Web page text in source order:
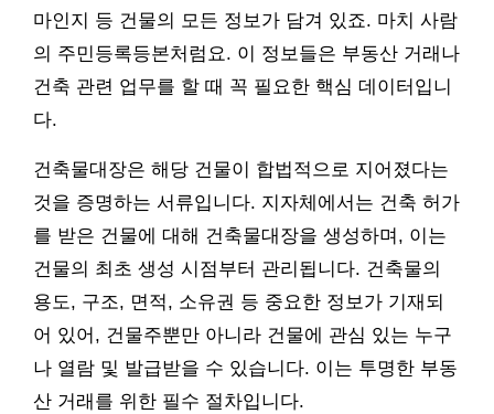
마인지 등 건물의 모든 정보가 담겨 있죠. 마치 사람
의 주민등록등본처럼요. 이 정보들은 부동산 거래나
건축 관련 업무를 할 때 꼭 필요한 핵심 데이터입니
다.
건축물대장은 해당 건물이 합법적으로 지어졌다는
것을 증명하는 서류입니다. 지자체에서는 건축 허가
를 받은 건물에 대해 건축물대장을 생성하며, 이는
건물의 최초 생성 시점부터 관리됩니다. 건축물의
용도, 구조, 면적, 소유권 등 중요한 정보가 기재되
어 있어, 건물주뿐만 아니라 건물에 관심 있는 누구
나 열람 및 발급받을 수 있습니다. 이는 투명한 부동
산 거래를 위한 필수 절차입니다.